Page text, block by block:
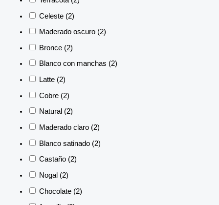
Celeste (2)
Maderado oscuro (2)
Bronce (2)
Blanco con manchas (2)
Latte (2)
Cobre (2)
Natural (2)
Maderado claro (2)
Blanco satinado (2)
Castaño (2)
Nogal (2)
Chocolate (2)